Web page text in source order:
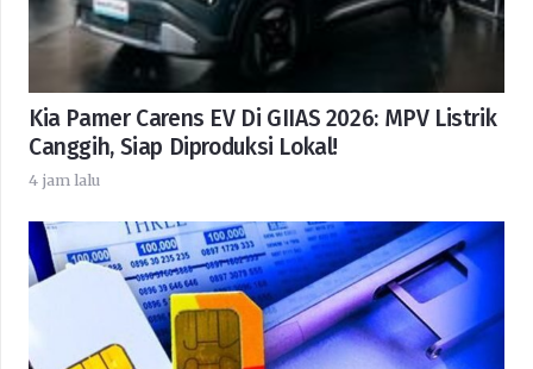
Kia Pamer Carens EV Di GIIAS 2026: MPV Listrik
Canggih, Siap Diproduksi Lokal!
4 jam lalu